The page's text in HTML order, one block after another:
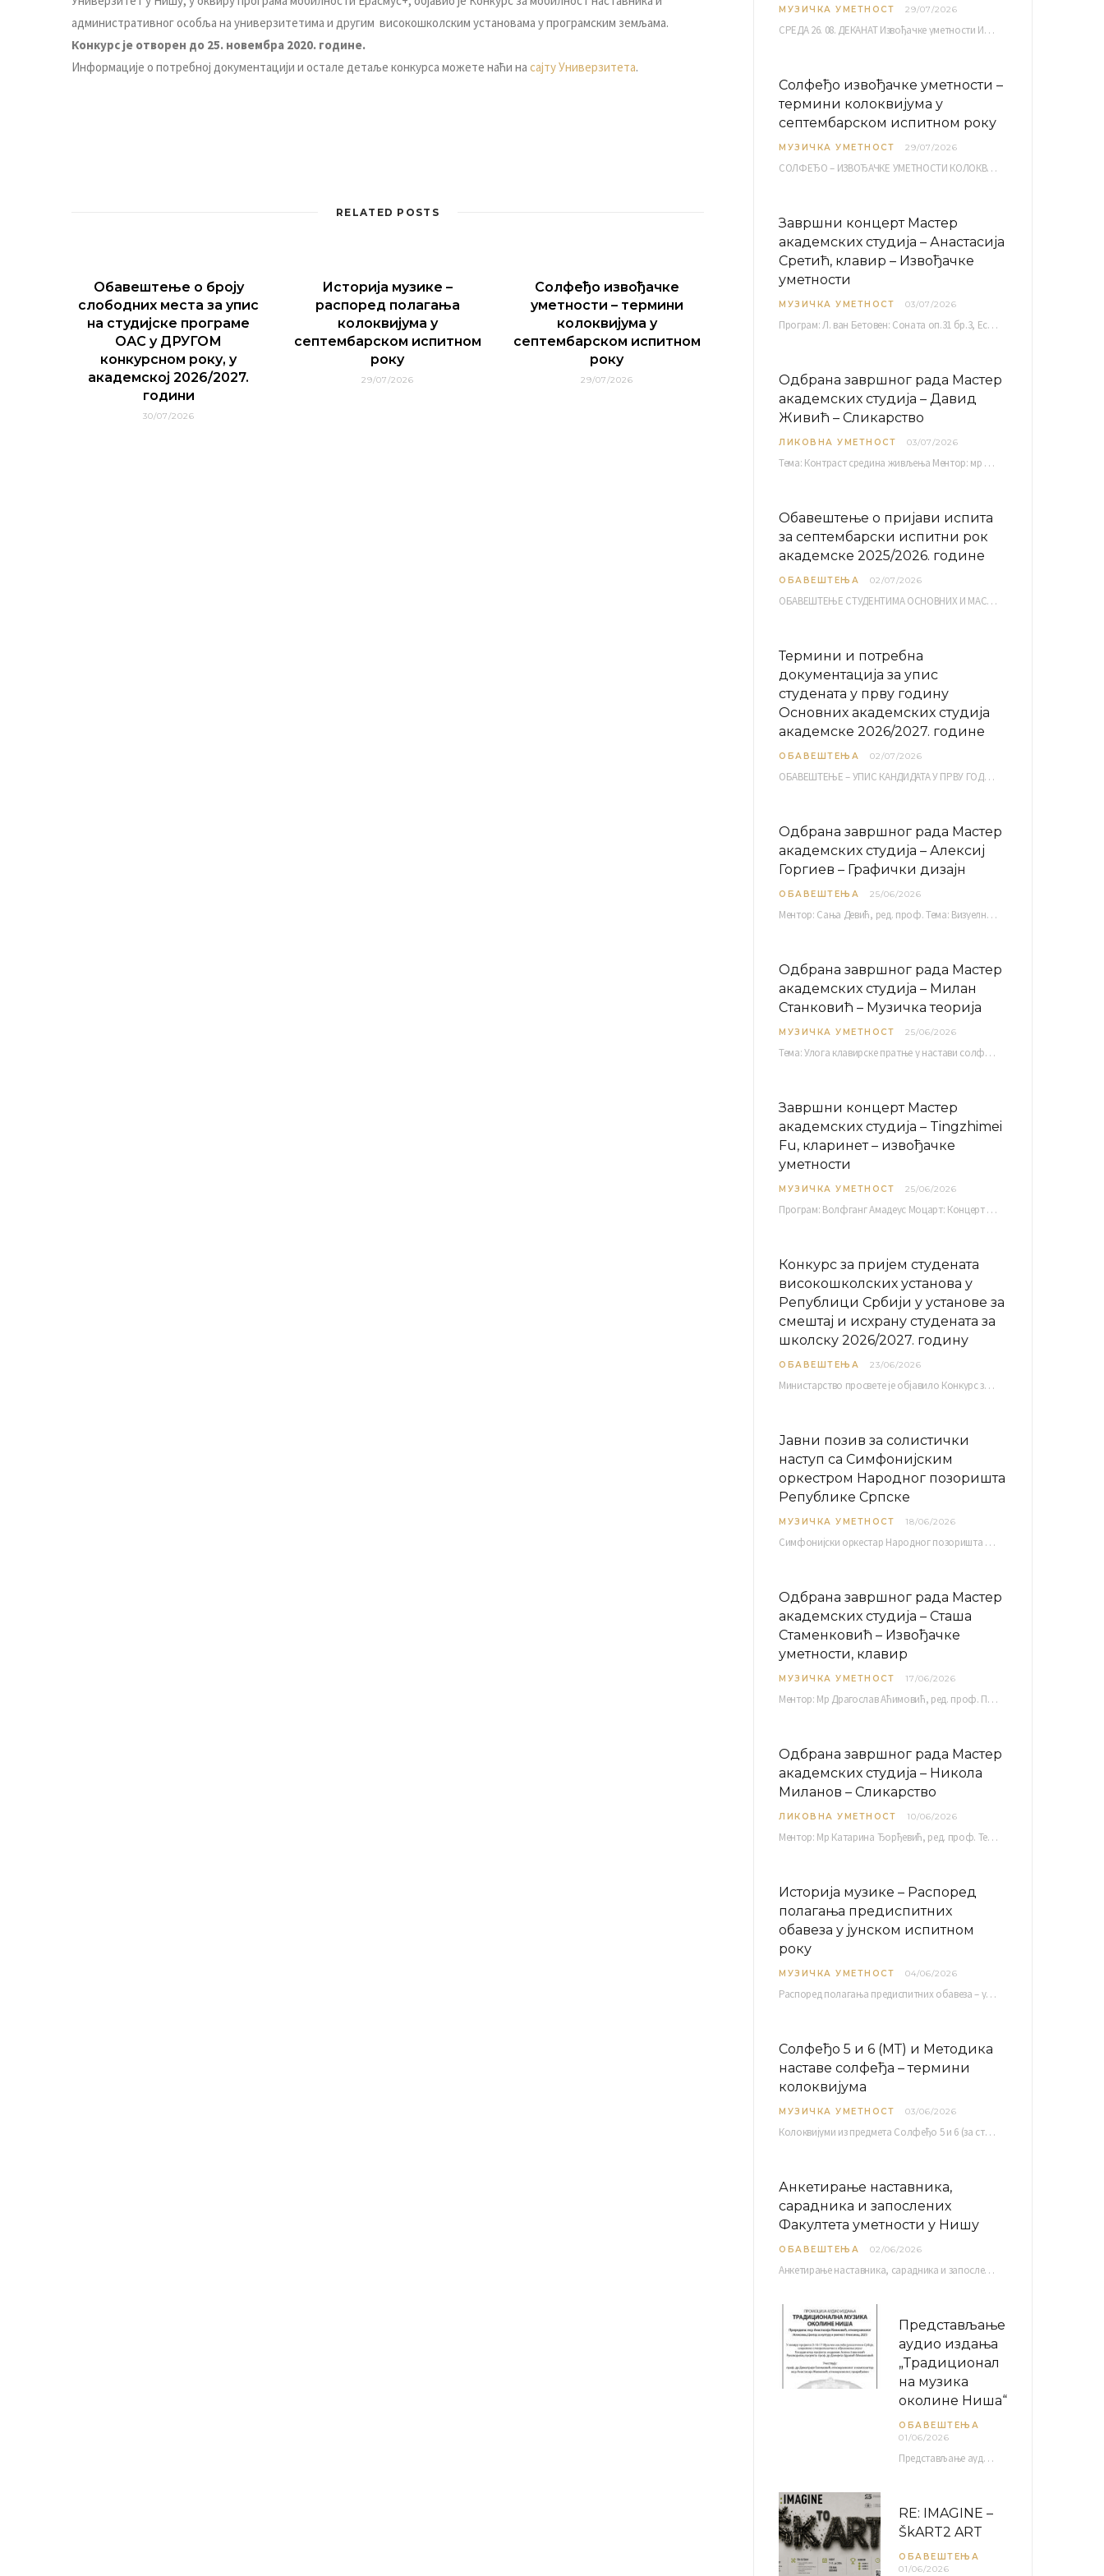
aдминистрaтивнoг oсoбљa нa унивeрзитeтимa и другим висoкoшкoлским устaнoвaмa у прoгрaмским зeмљaмa.
Кoнкурс je oтвoрeн дo 25. нoвeмбрa 2020. гoдинe.
Инфoрмaциje o пoтрeбнoj дoкумeнтaциjи и oстaлe дeтaљe кoнкурсa мoжeтe нaћи нa сajту Унивeрзитeтa.
RELATED POSTS
Обавештење о броју
слободних места за упис
на студијске програме
ОАС у ДРУГОМ
конкурсном року, у
академској 2026/2027.
години
30/07/2026
Историја музике –
распоред полагања
колоквијума у
септембарском испитном
року
29/07/2026
Солфеђо извођачке
уметности – термини
колоквијума у
септембарском испитном
року
29/07/2026
МУЗИЧКА УМЕТНОСТ 29/07/2026
СРЕДА 26. 08. ДЕКАНАТ Извођачке уметности ИМ 1, 2 10,00 ИМ 3, 4 10,30 ИМ…
Солфеђо извођачке уметности –
термини колоквијума у
септембарском испитном року
МУЗИЧКА УМЕТНОСТ 29/07/2026
СОЛФЕЂО – ИЗВОЂАЧКЕ УМЕТНОСТИ КОЛОКВИЈУМ септембарски испитни рок четвртак, 03.09.2026. уч. бр. 12 ПИСМЕНИ…
Завршни концерт Мастер
академских студија – Анастасија
Сретић, клавир – Извођачке
уметности
МУЗИЧКА УМЕТНОСТ 03/07/2026
Програм: Л. ван Бетовен: Соната оп.31 бр.3, Ес-дур Р. Шуман: Бечки карневал оп.26 К. Дебиси:…
Одбрана завршног рада Мастер
академских студија – Давид
Живић – Сликарство
ЛИКОВНА УМЕТНОСТ 03/07/2026
Тема: Контраст средина живљења Ментор: мр Братислав Башић, редовни професор Среда, 08.07.2026. у…
Обавештење о пријави испита
за септембарски испитни рок
академске 2025/2026. године
ОБАВЕШТЕЊА 02/07/2026
ОБАВЕШТЕЊЕ СТУДЕНТИМА ОСНОВНИХ И МАСТЕР АКАДЕМСКИХ СТУДИЈА ЕЛЕКТРОНСКА ПРИЈАВА ИСПИТА за септембарски испитни рок за…
Термини и потребна
документација за упис
студената у прву годину
Основних академских студија
академске 2026/2027. године
ОБАВЕШТЕЊА 02/07/2026
ОБАВЕШТЕЊЕ – УПИС КАНДИДАТА У ПРВУ ГОДИНУ ОАС 10, 13, 14, 15. и…
Одбрана завршног рада Мастер
академских студија – Алексиј
Горгиев – Графички дизајн
ОБАВЕШТЕЊА 25/06/2026
Ментор: Сања Девић, ред. проф. Тема: Визуелни идентитет линије нутриционистичких производа Vita+: Од амбалаже до мултимедијалне комуникације Петак, 03. 07.…
Одбрана завршног рада Мастер
академских студија – Милан
Станковић – Музичка теорија
МУЗИЧКА УМЕТНОСТ 25/06/2026
Тема: Улога клавирске пратње у настави солфеђа у првом циклусу основне музичке школе Ментор…
Завршни концерт Мастер
академских студија – Tingzhimei
Fu, кларинет – извођачке
уметности
МУЗИЧКА УМЕТНОСТ 25/06/2026
Програм: Волфганг Амадеус Моцарт: Концерт за кларинет и оркестар, А-дур Ментор Милош Мијатовић, редовни…
Конкурс за пријем студената
високошколских установа у
Републици Србији у установе за
смештај и исхрану студената за
школску 2026/2027. годину
ОБАВЕШТЕЊА 23/06/2026
Министарство просвете је објавило Конкурс за пријем студената високошколских установа у Републици Србији у установе…
Јавни позив за солистички
наступ са Симфонијским
оркестром Народног позоришта
Републике Српске
МУЗИЧКА УМЕТНОСТ 18/06/2026
Симфонијски оркестар Народног позоришта Републике Српске расписује јавни позив за учешће у пројекту „CRESCENDO: Нова…
Одбрана завршног рада Мастер
академских студија – Сташа
Стаменковић – Извођачке
уметности, клавир
МУЗИЧКА УМЕТНОСТ 17/06/2026
Ментор: Мр Драгослав Аћимовић, ред. проф. Програм: Л. Ван Бетовен: Соната оп. 31 бр. 2 у…
Одбрана завршног рада Мастер
академских студија – Никола
Миланов – Сликарство
ЛИКОВНА УМЕТНОСТ 10/06/2026
Ментор: Мр Катарина Ђорђевић, ред. проф. Тема: Монолог емоција Среда, 17. 06. 2026. у 15:30 сати Сала бр. 12 Факултета уметности у Нишу, Кнегиње…
Историја музике – Распоред
полагања предиспитних
обавеза у јунском испитном
року
МУЗИЧКА УМЕТНОСТ 04/06/2026
Распоред полагaња предиспитних обавеза – усменог колоквијума и теста из слушања музике – објављен је…
Солфеђо 5 и 6 (МТ) и Методика
наставе солфеђа – термини
колоквијума
МУЗИЧКА УМЕТНОСТ 03/06/2026
Колоквијуми из предмета Солфеђо 5 и 6 (за студенте студијског програма Музичка теорија) и Методика…
Анкетирање наставника,
сарадника и запослених
Факултета уметности у Нишу
ОБАВЕШТЕЊА 02/06/2026
Анкетирање наставника, сарадника и запослених Факултета уметности у Нишу ради сачињавања Извештаја о самовредновању биће…
Представљање
аудио издања
„Традиционал
на музика
околине Ниша“
ОБАВЕШТЕЊА
01/06/2026
Представљање аудио издања “Традиционална музика околине Ниша” организује се у оквиру пројекта О-10-17 Музичко наслеђе…
RE: IMAGINE –
ŠkART2 ART
ОБАВЕШТЕЊА
01/06/2026